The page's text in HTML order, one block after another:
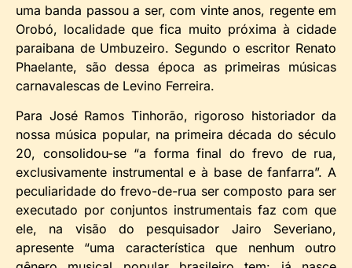
uma banda passou a ser, com vinte anos, regente em
Orobó, localidade que fica muito próxima à cidade
paraibana de Umbuzeiro. Segundo o escritor Renato
Phaelante, são dessa época as primeiras músicas
carnavalescas de Levino Ferreira.
Para José Ramos Tinhorão, rigoroso historiador da
nossa música popular, na primeira década do século
20, consolidou-se “a forma final do frevo de rua,
exclusivamente instrumental e à base de fanfarra”. A
peculiaridade do frevo-de-rua ser composto para ser
executado por conjuntos instrumentais faz com que
ele, na visão do pesquisador Jairo Severiano,
apresente “uma característica que nenhum outro